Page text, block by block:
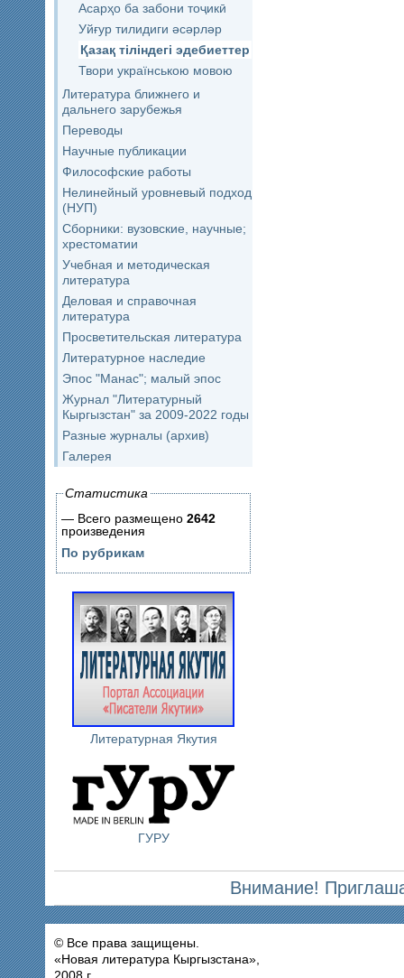
Асарҳо ба забони тоҷикӣ
Уйғур тилидиги әсәрләр
Қазақ тіліндегі эдебиеттер
Твори українською мовою
Литература ближнего и
дальнего зарубежья
Переводы
Научные публикации
Философские работы
Нелинейный уровневый подход
(НУП)
Сборники: вузовские, научные;
хрестоматии
Учебная и методическая
литература
Деловая и справочная
литература
Просветительская литература
Литературное наследие
Эпос "Манас"; малый эпос
Журнал "Литературный
Кыргызстан" за 2009-2022 годы
Разные журналы (архив)
Галерея
Статистика
— Всего размещено 2642
произведения
По рубрикам
Литературная Якутия
ГУРУ
Внимание!
© Все права защищены.
«Новая литература Кыргызстана»,
2008 г.